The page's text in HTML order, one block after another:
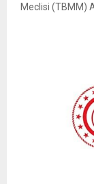
Meclisi (TBMM)